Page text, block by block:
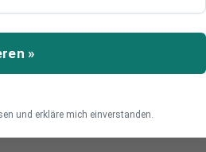
»
und erkläre mich einverstanden.